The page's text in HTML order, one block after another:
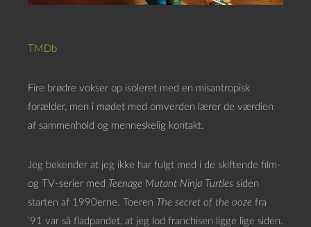
TMDb
Fire brødre vokser op isoleret med en misantropisk
forælder, men i mødet med omverden lærer de værdien
af sammenhold og menneskelig kontakt.
Jeg bekender at jeg ikke har fulgt med i de skiftende film-
og TV-serier med Teenage Mutant Ninja Turtles siden
starten af 1990erne. Toeren The secret of the ooze fra
’91 var så fladpandet, at jeg lod franchisen ligge lige siden.